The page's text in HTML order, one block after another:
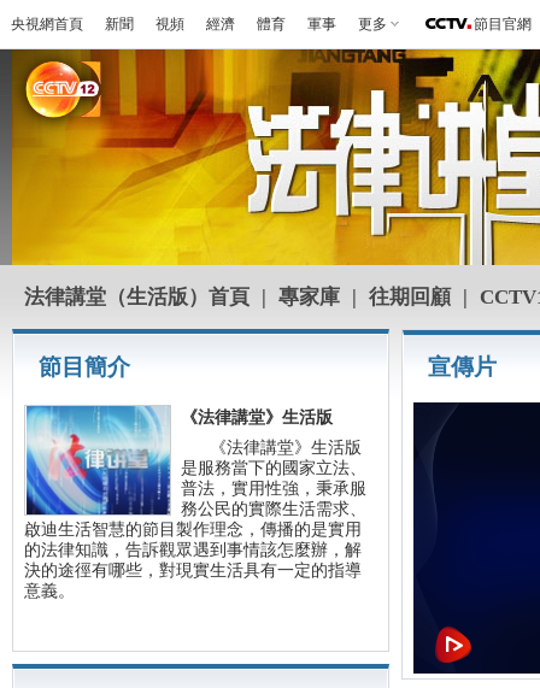
央視網首頁 新聞 視頻 經濟 體育 軍事 更多 節目官網
法律講堂（生活版）首頁 | 專家庫 | 往期回顧 |
節目簡介
《法律講堂》生活版
《法律講堂》生活版
是服務當下的國家立法、
普法，實用性強，秉承服
務公民的實際生活需求、
啟迪生活智慧的節目製作理念，傳播的是實用
的法律知識，告訴觀眾遇到事情該怎麼辦，解
決的途徑有哪些，對現實生活具有一定的指導
意義。
宣傳片